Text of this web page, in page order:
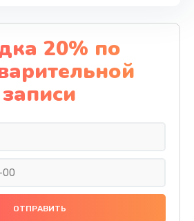
20% по
записи